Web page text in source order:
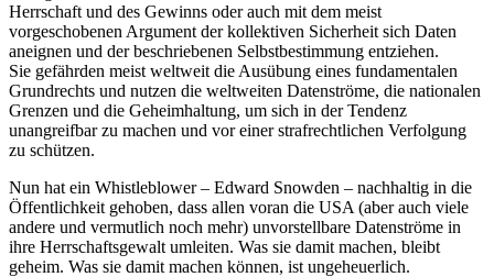
Herrschaft und des Gewinns oder auch mit dem meist
vorgeschobenen Argument der kollektiven Sicherheit sich Daten
aneignen und der beschriebenen Selbstbestimmung entziehen.
Sie gefährden meist weltweit die Ausübung eines fundamentalen
Grundrechts und nutzen die weltweiten Datenströme, die nationalen
Grenzen und die Geheimhaltung, um sich in der Tendenz
unangreifbar zu machen und vor einer strafrechtlichen Verfolgung
zu schützen.
Nun hat ein Whistleblower – Edward Snowden – nachhaltig in die
Öffentlichkeit gehoben, dass allen voran die USA (aber auch viele
andere und vermutlich noch mehr) unvorstellbare Datenströme in
ihre Herrschaftsgewalt umleiten. Was sie damit machen, bleibt
geheim. Was sie damit machen können, ist ungeheuerlich.